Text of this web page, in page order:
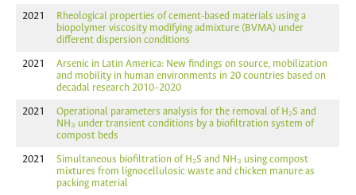
2021
Rheological properties of cement-based materials using a
biopolymer viscosity modifying admixture (BVMA) under
different dispersion conditions
2021
Arsenic in Latin America: New findings on source, mobilization
and mobility in human environments in 20 countries based on
decadal research 2010–2020
2021
Operational parameters analysis for the removal of H₂S and
NH₃ under transient conditions by a biofiltration system of
compost beds
2021
Simultaneous biofiltration of H₂S and NH₃ using compost
mixtures from lignocellulosic waste and chicken manure as
packing material